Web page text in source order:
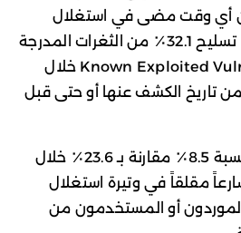
أي وقت مضى في استغلال
الثغرات الأمنية، حيث تم تسليح 32.1٪ من الثغرات المدرجة
في قاعدة Known Exploited Vulnerabilities خلال
24 ساعة من تاريخ الكشف عنها أو حتى قبل
يمثل هذا الرقم زيادة بنسبة 8.5٪ مقارنة بـ 23.6٪ خلال
تسارعاً مقلقاً في وتيرة استغلال
أو المستخدمون من